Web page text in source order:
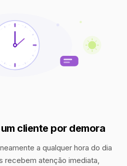
cliente por demora
a qualquer hora do dia
recebem atenção imediata,